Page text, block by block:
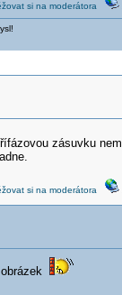
si na moderátora
zásuvku
si na moderátora